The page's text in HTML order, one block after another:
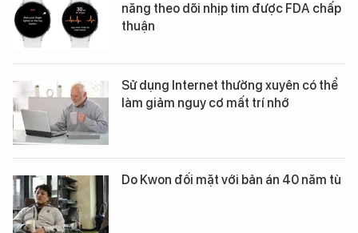
năng theo dõi nhịp tim được FDA chấp
thuận
Sử dụng Internet thường xuyên có thể
làm giảm nguy cơ mất trí nhớ
Do Kwon đối mặt với bản án 40 năm tù